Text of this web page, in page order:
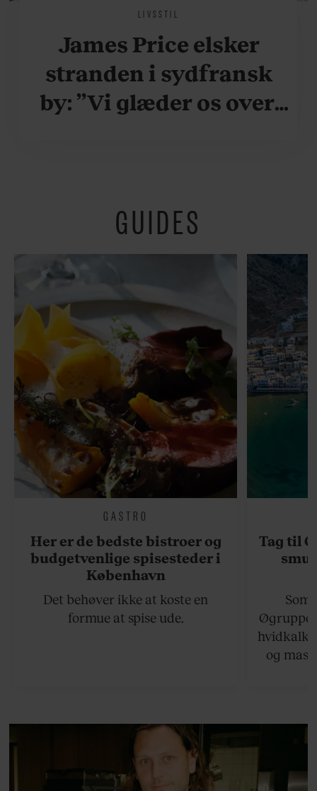
LIVSSTIL
James Price elsker
stranden i sydfransk
by: ”Vi glæder os over,
fredeligt”
GUIDES
GASTRO
Her er de bedste bistroer og
budgetvenlige spisesteder i
København
Det behøver ikke at koste en
formue at spise ude.
Tag til
og